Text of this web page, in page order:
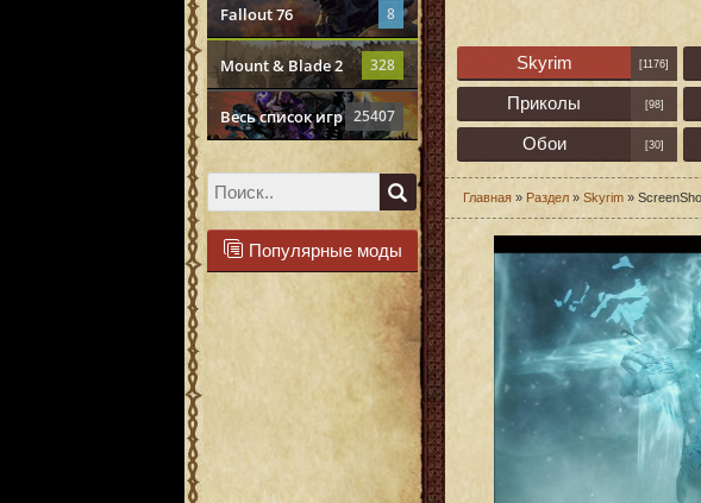
Fallout 76 8
Mount & Blade 2 328
Весь список игр 25407
Популярные моды
Skyrim [1176]
Приколы [98]
Обои [30]
Главная » Раздел » Skyrim »